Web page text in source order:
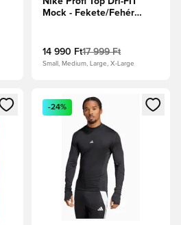
Mock - Fekete/Fehér
14 990 Ft17 999 Ft
Small, Medium, Large, X-Large
vagy a tagként
Megnyit egy modált a
-24%